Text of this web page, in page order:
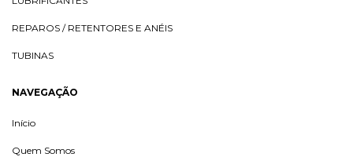
REPAROS / RETENTORES E ANÉIS
TUBINAS
NAVEGAÇÃO
Início
Quem Somos